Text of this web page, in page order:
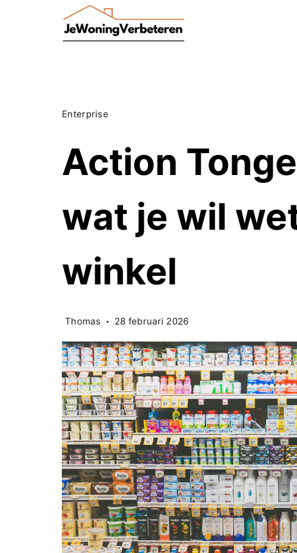
Enterprise
Action
wat je wil
winkel
Thomas 28 februari 2026